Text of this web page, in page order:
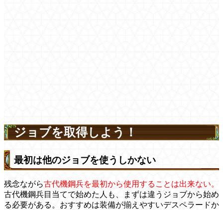
ジョブを取得しよう！
最初は他のジョブを使うしかない
残念ながら古代機鋼兵を最初から使用することは出来ない。
古代機鋼兵目当てで始めた人も、まずは違うジョブから始め
る必要がある。おすすめは装備が揃えやすいデスペラードか